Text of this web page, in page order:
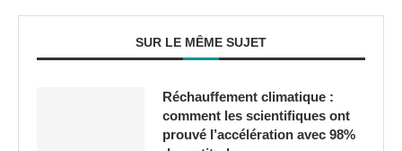
SUR LE MÊME SUJET
Réchauffement climatique :
comment les scientifiques ont
prouvé l’accélération avec 98%